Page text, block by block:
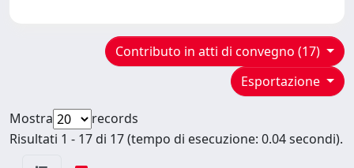
Contributo in atti di convegno (17)
Esportazione
Mostra
records
Risultati 1 - 17 di 17 (tempo di esecuzione: 0.04 secondi).